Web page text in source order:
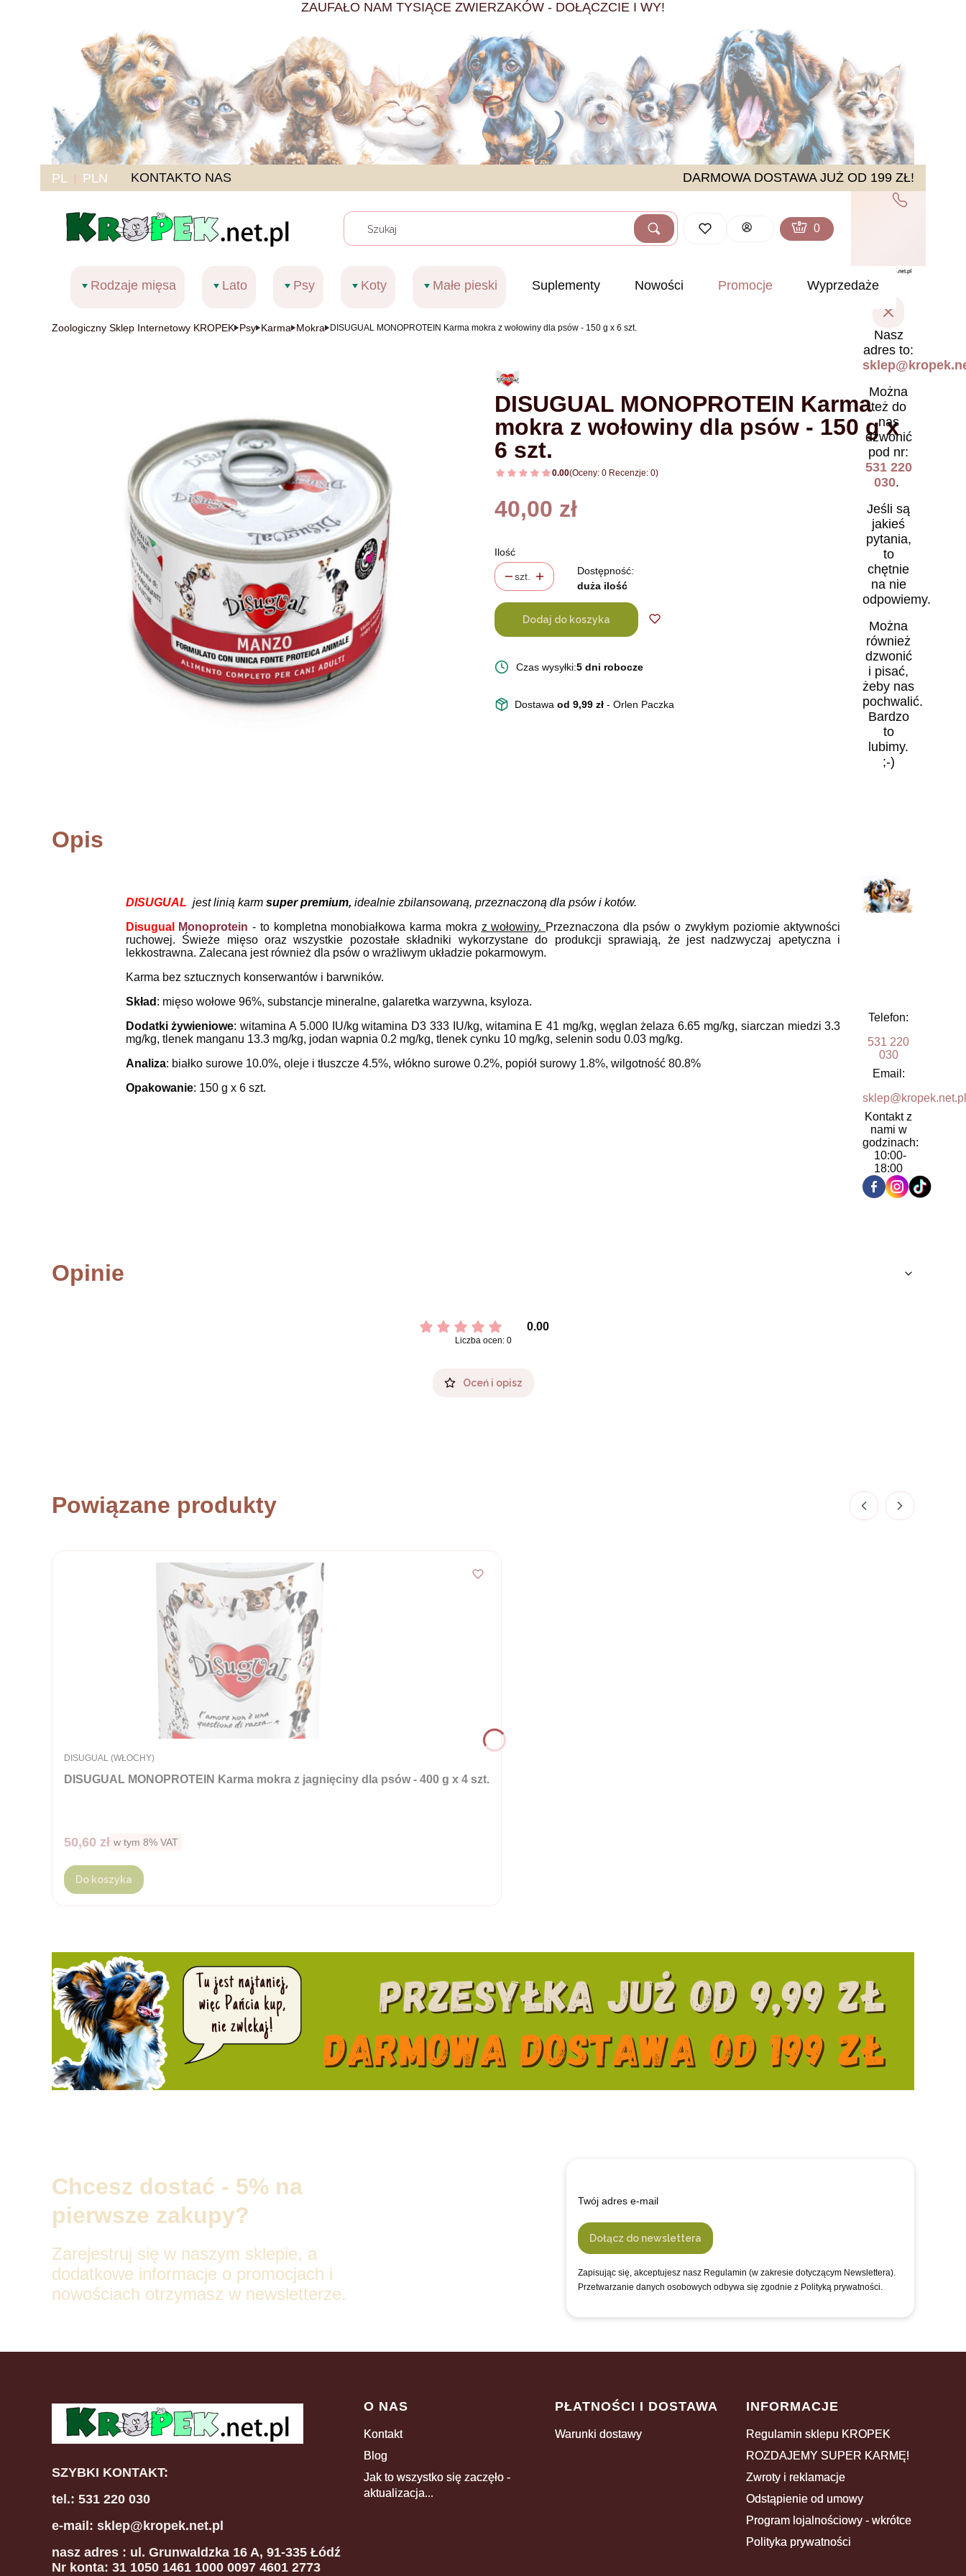
ZAUFAŁO NAM TYSIĄCE ZWIERZAKÓW - DOŁĄCZCIE I WY!
PL PLN KONTAKTO NAS DARMOWA DOSTAWA JUŻ OD 199 ZŁ!
WyczyśćSzukaj Zaloguj się
Produkty w koszyku: 0. Zobacz
Koszyk
Nasz
adres to:
Można
też do
nas
dzwonić
pod nr:
531 220
030.
Jeśli są
jakieś
pytania,
to
chętnie
na nie
odpowiemy.
Można
również
dzwonić
i pisać,
żeby nas
pochwalić.
Bardzo
to
lubimy.
;-)
Telefon:
531 220
030
Email:
sklep@kropek.net.pl
Kontakt z
nami w
godzinach:
10:00-
18:00
Rodzaje mięsa Lato Psy Koty Małe pieski Suplementy Nowości Promocje Wyprzedaże
Zoologiczny Sklep Internetowy KROPEK Psy Karma Mokra DISUGUAL MONOPROTEIN Karma mokra z wołowiny dla psów - 150 g x 6 szt.
DISUGUAL MONOPROTEIN Karma
mokra z wołowiny dla psów - 150 g x
6 szt.
0.00(Oceny: 0 Recenzje: 0)
Cena
40,00 zł
Ilość
szt.
Dostępność:
duża ilość
Dodaj do koszyka
Czas wysyłki:5 dni robocze
Dostawa od 9,99 zł - Orlen Paczka
Opis
DISUGUAL jest linią karm super premium, idealnie zbilansowaną, przeznaczoną dla psów i kotów.
Disugual
Monoprotein - to kompletna monobiałkowa karma mokra z wołowiny. Przeznaczona dla psów o zwykłym poziomie aktywności
ruchowej. Świeże mięso oraz wszystkie pozostałe składniki wykorzystane do produkcji sprawiają, że jest nadzwyczaj apetyczna i
lekkostrawna. Zalecana jest również dla psów o wrażliwym układzie pokarmowym.
Karma bez sztucznych konserwantów i barwników.
Skład : mięso wołowe 96%, substancje mineralne, galaretka warzywna, ksyloza.
Dodatki żywieniowe: witamina A 5.000 IU/kg witamina D3 333 IU/kg, witamina E 41 mg/kg, węglan żelaza 6.65 mg/kg, siarczan miedzi 3.3
mg/kg, tlenek manganu 13.3 mg/kg, jodan wapnia 0.2 mg/kg, tlenek cynku 10 mg/kg, selenin sodu 0.03 mg/kg.
Analiza: białko surowe 10.0%, oleje i tłuszcze 4.5%, włókno surowe 0.2%, popiół surowy 1.8%, wilgotność 80.8%
Opakowanie: 150 g x 6 szt.
Opinie
0.00
Liczba ocen: 0
Oceń i opisz
Powiązane produkty
DISUGUAL MONOPROTEIN Karma mokra z jagnięciny dla psów - 400 g x 4 szt.
PRODUCENT
DISUGUAL (WŁOCHY)
Cena brutto
50,60 zł w tym %s VAT
w tym 8% VAT
Do koszyka
Chcesz dostać - 5% na
pierwsze zakupy?
Zarejestruj się w naszym sklepie, a
dodatkowe informacje o promocjach i
nowościach otrzymasz w newsletterze.
Twój adres e-mail
Dołącz do newslettera
Zapisując się, akceptujesz nasz Regulamin (w zakresie dotyczącym Newslettera).
Przetwarzanie danych osobowych odbywa się zgodnie z Polityką prywatności.
SZYBKI KONTAKT:
tel.: 531 220 030
e-mail: sklep@kropek.net.pl
nasz adres : ul. Grunwaldzka 16 A, 91-335 Łódź
Nr konta: 31 1050 1461 1000 0097 4601 2773
Linki w stopce
O NAS
Kontakt
Blog
Jak to wszystko się zaczęło -
aktualizacja...
PŁATNOŚCI I DOSTAWA
Warunki dostawy
INFORMACJE
Regulamin sklepu KROPEK
ROZDAJEMY SUPER KARMĘ!
Zwroty i reklamacje
Odstąpienie od umowy
Program lojalnościowy - wkrótce
Polityka prywatności